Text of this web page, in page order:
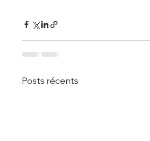
Posts récents